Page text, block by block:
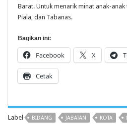
Barat. Untuk menarik minat anak-
Piala, dan Tabanas.
Bagikan ini:
Facebook X
Cetak
Label BIDANG JABATAN KOTA